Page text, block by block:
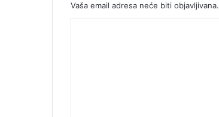
Vaša email adresa neće biti objavljivana.